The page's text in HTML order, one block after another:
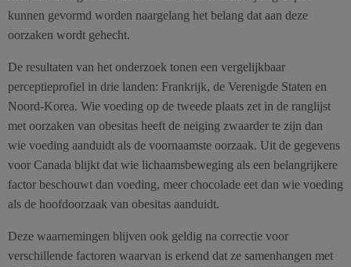
kunnen gevormd worden naargelang het belang dat aan deze
oorzaken wordt gehecht.
De resultaten van het onderzoek tonen een vergelijkbaar
perceptieprofiel in drie landen: Frankrijk, de Verenigde Staten en
Noord-Korea. Wie voeding op de tweede plaats zet in de ranglijst
met oorzaken van obesitas heeft de neiging zwaarder te zijn dan
wie voeding aanduidt als de voornaamste oorzaak. Uit de gegevens
voor Canada blijkt dat wie lichaamsbeweging als een belangrijkere
factor beschouwt dan voeding, meer chocolade eet dan wie voeding
als de hoofdoorzaak van obesitas aanduidt.
Deze waarnemingen blijven ook geldig na correctie voor
verschillende factoren waarvan is erkend dat ze samenhangen met